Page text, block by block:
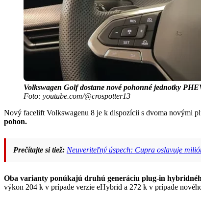
Volkswagen Golf dostane nové pohonné jednotky
Foto: youtube.com/@crospotter13
Nový facelift Volkswagenu 8 je k dispozícii s dvoma novými
pohon.
Prečítajte si tiež: Neuveriteľný úspech: Cupra oslavuje
Oba varianty ponúkajú druhú generáciu plug-in
výkon 204 k v prípade verzie eHybrid a 272 k v prípade